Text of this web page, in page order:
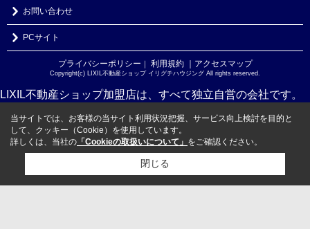
お問い合わせ
PCサイト
プライバシーポリシー ｜ 利用規約 ｜アクセスマップ
Copyright(c) LIXIL不動産ショップ イリグチハウジング All rights reserved.
LIXIL不動産ショップ加盟店は、すべて独立自営の会社です。
当サイトでは、お客様の当サイト利用状況把握、サービス向上検討を目的と
して、クッキー（Cookie）を使用しています。
詳しくは、当社の 「Cookieの取扱いについて」 をご確認ください。
閉じる